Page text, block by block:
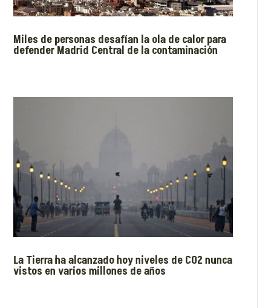
Miles de personas desafían la ola de calor para
defender Madrid Central de la contaminación
La Tierra ha alcanzado hoy niveles de CO2 nunca
vistos en varios millones de años